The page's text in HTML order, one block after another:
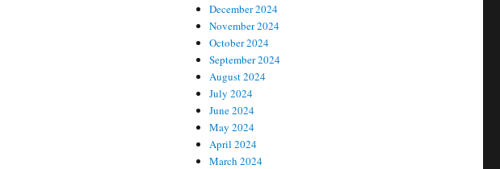
December 2024
November 2024
October 2024
September 2024
August 2024
July 2024
June 2024
May 2024
April 2024
March 2024